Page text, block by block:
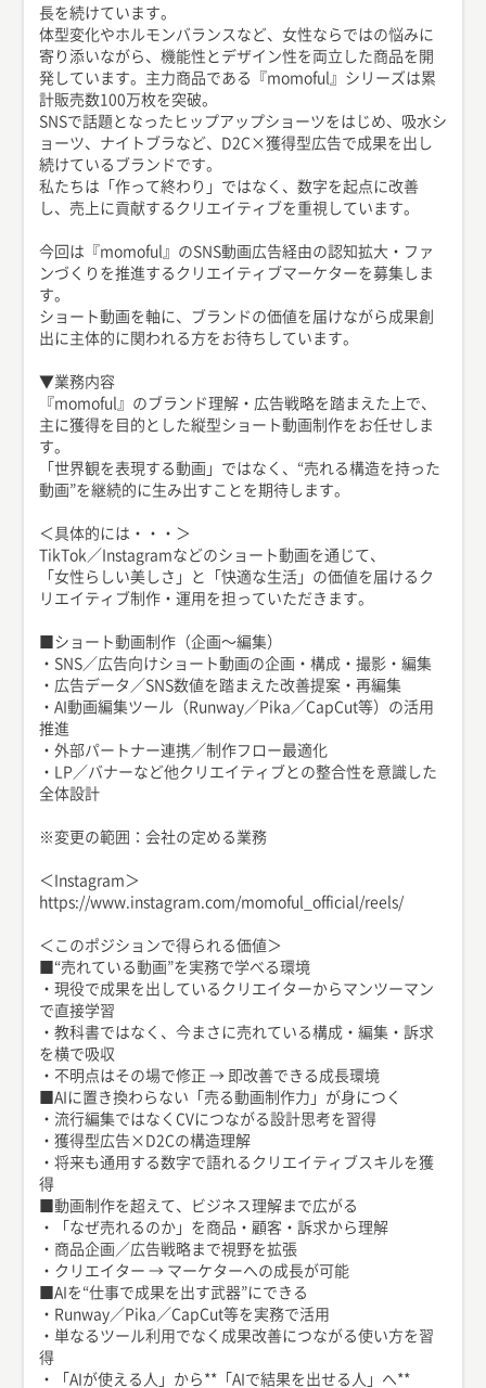
長を続けています。
体型変化やホルモンバランスなど、女性ならではの悩みに
寄り添いながら、機能性とデザイン性を両立した商品を開
発しています。主力商品である『momoful』シリーズは累
計販売数100万枚を突破。
SNSで話題となったヒップアップショーツをはじめ、吸水シ
ョーツ、ナイトブラなど、D2C×獲得型広告で成果を出し
続けているブランドです。
私たちは「作って終わり」ではなく、数字を起点に改善
し、売上に貢献するクリエイティブを重視しています。
今回は『momoful』のSNS動画広告経由の認知拡大・ファ
ンづくりを推進するクリエイティブマーケターを募集しま
す。
ショート動画を軸に、ブランドの価値を届けながら成果創
出に主体的に関われる方をお待ちしています。
▼業務内容
『momoful』のブランド理解・広告戦略を踏まえた上で、
主に獲得を目的とした縦型ショート動画制作をお任せしま
す。
「世界観を表現する動画」ではなく、“売れる構造を持った
動画”を継続的に生み出すことを期待します。
＜具体的には・・・＞
TikTok／Instagramなどのショート動画を通じて、
「女性らしい美しさ」と「快適な生活」の価値を届けるク
リエイティブ制作・運用を担っていただきます。
■ショート動画制作（企画〜編集）
・SNS／広告向けショート動画の企画・構成・撮影・編集
・広告データ／SNS数値を踏まえた改善提案・再編集
・AI動画編集ツール（Runway／Pika／CapCut等）の活用
推進
・外部パートナー連携／制作フロー最適化
・LP／バナーなど他クリエイティブとの整合性を意識した
全体設計
※変更の範囲：会社の定める業務
＜Instagram＞
https://www.instagram.com/momoful_official/reels/
＜このポジションで得られる価値＞
■“売れている動画”を実務で学べる環境
・現役で成果を出しているクリエイターからマンツーマン
で直接学習
・教科書ではなく、今まさに売れている構成・編集・訴求
を横で吸収
・不明点はその場で修正 → 即改善できる成長環境
■AIに置き換わらない「売る動画制作力」が身につく
・流行編集ではなくCVにつながる設計思考を習得
・獲得型広告×D2Cの構造理解
・将来も通用する数字で語れるクリエイティブスキルを獲
得
■動画制作を超えて、ビジネス理解まで広がる
・「なぜ売れるのか」を商品・顧客・訴求から理解
・商品企画／広告戦略まで視野を拡張
・クリエイター → マーケターへの成長が可能
■AIを“仕事で成果を出す武器”にできる
・Runway／Pika／CapCut等を実務で活用
・単なるツール利用でなく成果改善につながる使い方を習
得
・「AIが使える人」から**「AIで結果を出せる人」へ**